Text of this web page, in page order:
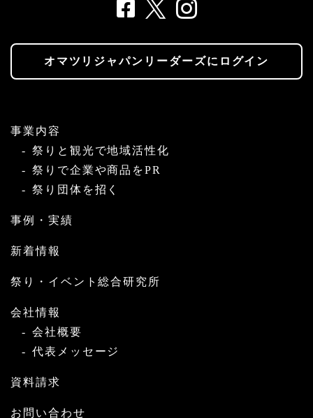
オマツリジャパンリーダーズにログイン
事業内容
祭りと観光で地域活性化
祭りで企業や商品をPR
祭り団体を招く
事例・実績
新着情報
祭り・イベント総合研究所
会社情報
会社概要
代表メッセージ
資料請求
お問い合わせ